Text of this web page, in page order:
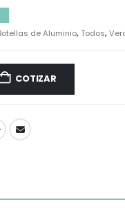
de Aluminio,Todos,
COTIZAR